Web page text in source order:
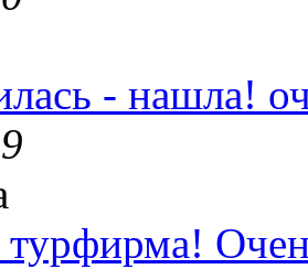
- нашла!
турфирма!